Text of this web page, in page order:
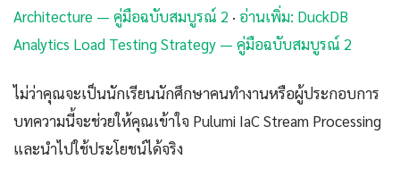
Architecture — คู่มือฉบับสมบูรณ์ 2 · อ่านเพิ่ม: DuckDB
Analytics Load Testing Strategy — คู่มือฉบับสมบูรณ์ 2
ไม่ว่าคุณจะเป็นนักเรียนนักศึกษาคนทำงานหรือผู้ประกอบการ
บทความนี้จะช่วยให้คุณเข้าใจ Pulumi IaC Stream Processing
และนำไปใช้ประโยชน์ได้จริง